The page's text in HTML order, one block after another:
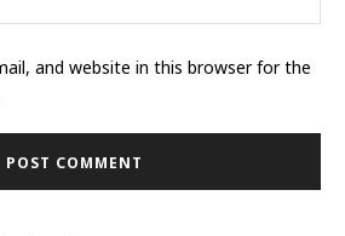
and website in this browser for the